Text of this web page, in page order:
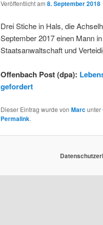
Veröffentlicht am 8. September 2018
Drei Stiche in Hals, die
September 2017 einen Mann
Staatsanwaltschaft und
Offenbach Post (dpa):
gefordert
Dieser Eintrag wurde von Marcunter
Permalink.